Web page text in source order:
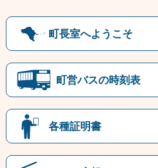
町長室へようこそ
町営バスの時刻表
各種証明書